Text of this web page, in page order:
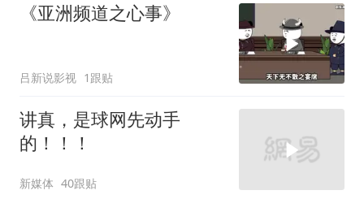
《亚洲频道之心事》
吕新说影视 1跟贴
讲真，是球网先动手
的！！！
新媒体 40跟贴